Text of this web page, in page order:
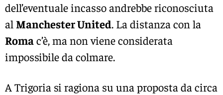
dell’eventuale incasso andrebbe riconosciuta
al Manchester United. La distanza con la
Romac’è, ma non viene considerata
impossibile da colmare.
A Trigoria si ragiona su una proposta da circa